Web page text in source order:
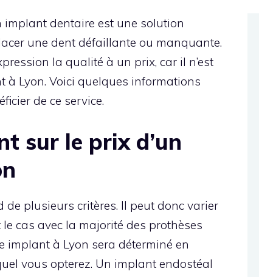
implant dentaire est une solution
une dent défaillante ou manquante.
la qualité à un prix, car il n’est
Lyon. Voici quelques informations
de ce service.
sur le prix d’un
de plusieurs critères. Il peut donc varier
cas avec la majorité des prothèses
implant à Lyon sera déterminé en
vous opterez. Un implant endostéal